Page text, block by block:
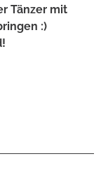
Tänzer mit
:)